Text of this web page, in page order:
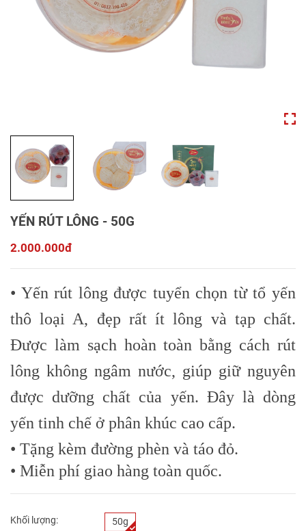
YẾN RÚT LÔNG - 50G
2.000.000đ
• Yến rút lông được tuyển chọn từ tổ yến
thô loại A, đẹp rất ít lông và tạp chất.
Được làm sạch hoàn toàn bằng cách rút
lông không ngâm nước, giúp giữ nguyên
được dưỡng chất của yến. Đây là dòng
yến tinh chế ở phân khúc cao cấp.
• Tặng kèm đường phèn và táo đỏ.
• Miễn phí giao hàng toàn quốc.
Khối lượng: 50g